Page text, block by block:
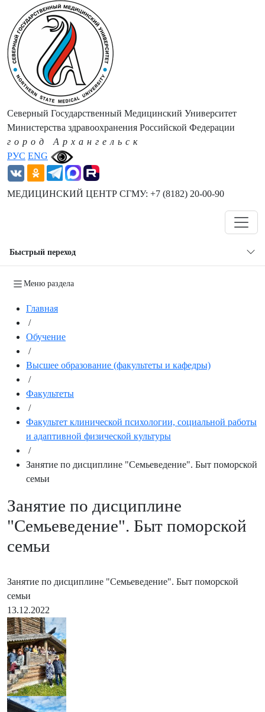
РУС ENG
Северный Государственный Медицинский Университет
Министерства здравоохранения Российской Федерации
город Архангельск
МЕДИЦИНСКИЙ ЦЕНТР СГМУ: +7 (8182) 20-00-90
Быстрый переход
Меню раздела
Главная
/
Обучение
/
Высшее образование (факультеты и кафедры)
/
Факультеты
/
Факультет клинической психологии, социальной работы
и адаптивной физической культуры
/
Занятие по дисциплине "Семьеведение". Быт поморской
семьи
Занятие по дисциплине
"Семьеведение". Быт поморской
семьи
Занятие по дисциплине "Семьеведение". Быт поморской
семьи
13.12.2022